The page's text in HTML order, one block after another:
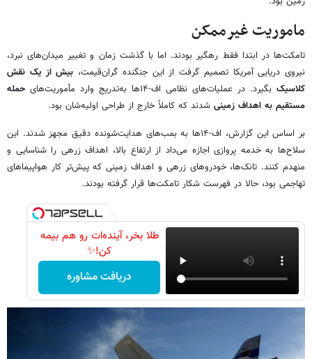
ماموریت غیرممکن
تامکت‌ها در ابتدا فقط رهگیر بودند. اما با گذشت زمان و تغییر میدان‌های نبرد،
نیروی دریایی آمریکا تصمیم گرفت از این جنگنده گران‌قیمت، بیش از یک نقش
کلاسیک بگیرد. در عملیات‌های نظامی اف-۱۴ها به‌تدریج وارد مأموریت‌های
حمله
مستقیم به اهداف زمینی شدند که کاملاً خارج از طراحی اولیه‌شان بود.
بر اساس این گزارش، اف-۱۴ها به بمب‌های هدایت‌شونده دقیق مجهز شدند. این
سلاح‌ها به خدمه پروازی اجازه می‌داد از ارتفاع بالا، اهداف زرهی را شناسایی و
منهدم کنند. تانک‌ها، خودروهای زرهی و اهداف زمینی که پیش‌تر کار هواپیماهای
تهاجمی بود، حالا در فهرست شکار تامکت‌ها قرار گرفته بودند.
طلا بخر، آینده‌ات رو هم بیمه
کن!✨
دریافت مشاوره